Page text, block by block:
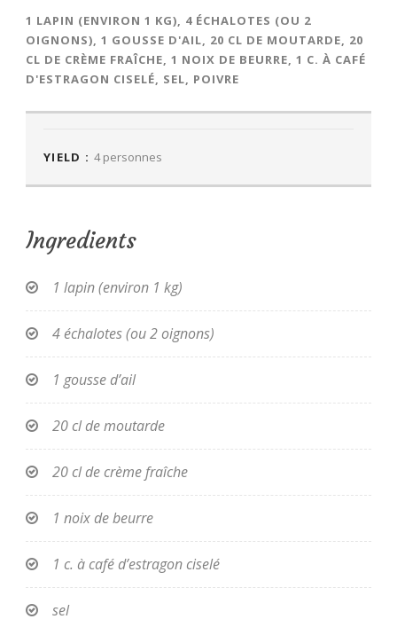
1 LAPIN (ENVIRON 1 KG), 4 ÉCHALOTES (OU 2
OIGNONS), 1 GOUSSE D'AIL, 20 CL DE MOUTARDE, 20
CL DE CRÈME FRAÎCHE, 1 NOIX DE BEURRE, 1 C. À CAFÉ
D'ESTRAGON CISELÉ, SEL, POIVRE
YIELD : 4 personnes
Ingredients
1 lapin (environ 1 kg)
4 échalotes (ou 2 oignons)
1 gousse d’ail
20 cl de moutarde
20 cl de crème fraîche
1 noix de beurre
1 c. à café d’estragon ciselé
sel